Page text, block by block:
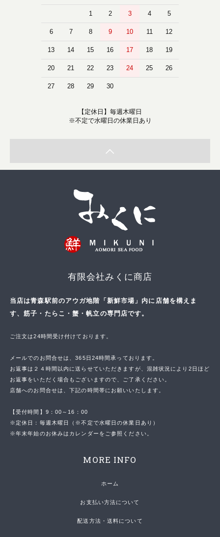
1 2 3 4 5
6 7 8 9 10 11 12
13 14 15 16 17 18 19
20 21 22 23 24 25 26
27 28 29 30
【定休日】毎週木曜日
※不定で水曜日の休業日あり
有限会社みくに商店
当店は青森駅前のアウガ地階「新鮮市場」内に店舗を構えま
す、筋子・たらこ・蟹・帆立の専門店です。
ご注文は24時間受け付けております。
メールでのお問合せは、365日24時間承っております。
お返事は２４時間以内に送らせていただきますが、混雑状況により2日ほど
お返事をいただく場合もございますので、ご了承ください。
店舗へのお問合せは、下記の時間帯にお願いいたします。
【受付時間】9：00～16：00
※定休日：毎週木曜日（※不定で水曜日の休業日あり）
※年末年始のお休みはカレンダーをご参照ください。
MORE INFO
ホーム
お支払い方法について
配送方法・送料について